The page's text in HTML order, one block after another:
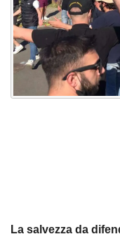
La salvezza da